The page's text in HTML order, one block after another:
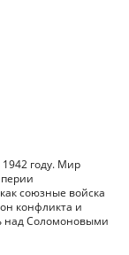
1942 году. Мир
союзные войска
конфликта и
над Соломоновыми